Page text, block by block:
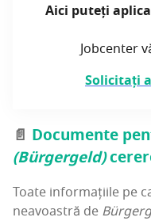
Aici puteți
Job­cen­ter
Soli­ci­tați
📄 Docu­men­te
(Bür­ger­geld)
Toa­te infor­ma­ți­i­le pe
ne­a­voas­tră de